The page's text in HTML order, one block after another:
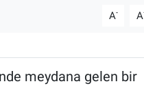
A- A
meydana gelen bir